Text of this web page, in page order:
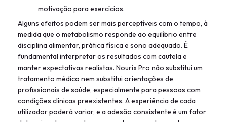
motivação para exercícios.
Alguns efeitos podem ser mais perceptíveis com o tempo, à
medida que o metabolismo responde ao equilíbrio entre
disciplina alimentar, prática física e sono adequado. É
fundamental interpretar os resultados com cautela e
manter expectativas realistas. Nourix Pro não substitui um
tratamento médico nem substitui orientações de
profissionais de saúde, especialmente para pessoas com
condições clínicas preexistentes. A experiência de cada
utilizador poderá variar, e a adesão consistente é um fator